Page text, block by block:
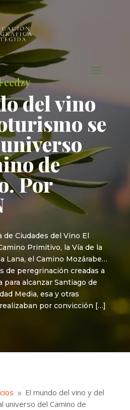
del vino
se
de
Por
de Ciudades del Vino El
Primitivo, la Vía de la
Lana, el Camino Mozárabe…
de peregrinación creadas a
para alcanzar Santiago de
Media, esa y otras
por convicción […]
9 El mundo del vino y del
universo del Camino de